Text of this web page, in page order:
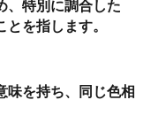
、特別に調合した
とを指します。
味を持ち、同じ色相